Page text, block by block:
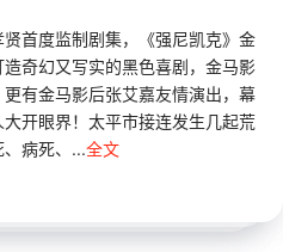
首度监制剧集，《强尼凯克》金
奇幻又写实的黑色喜剧，金马影
有金马影后张艾嘉友情演出，幕
开眼界！太平市接连发生几起荒
病死、...全文